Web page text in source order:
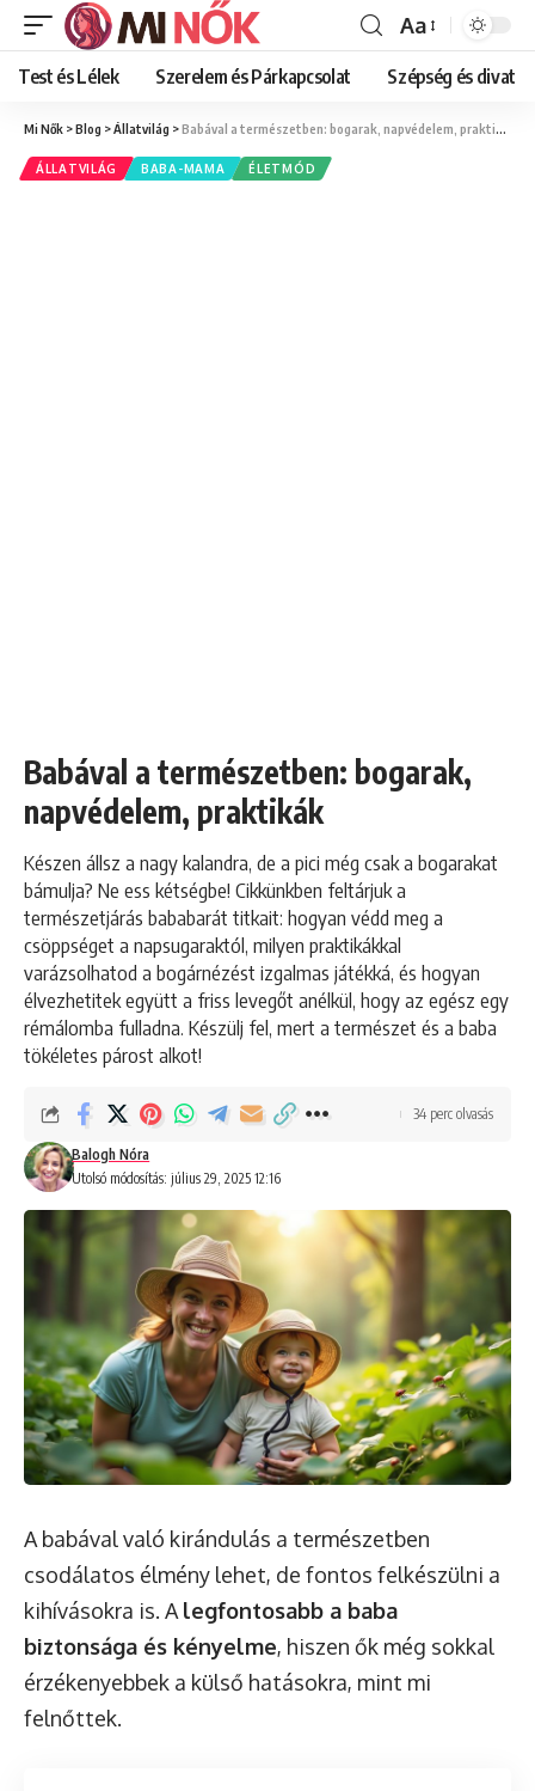
Font
Resizer
Aa
Test és Lélek Szerelem és Párkapcsolat Szépség és divat
Mi Nők >Blog >Állatvilág >Babával a természetben: bogarak, napvédelem, praktikák
ÁLLATVILÁG BABA-MAMA ÉLETMÓD
Babával a természetben: bogarak,
napvédelem, praktikák
Készen állsz a nagy kalandra, de a pici még csak a bogarakat
bámulja? Ne ess kétségbe! Cikkünkben feltárjuk a
természetjárás bababarát titkait: hogyan védd meg a
csöppséget a napsugaraktól, milyen praktikákkal
varázsolhatod a bogárnézést izgalmas játékká, és hogyan
élvezhetitek együtt a friss levegőt anélkül, hogy az egész egy
rémálomba fulladna. Készülj fel, mert a természet és a baba
tökéletes párost alkot!
Utolsó módosítás: július 29, 2025 12:16
Balogh Nóra
34 perc olvasás
A babával való kirándulás a természetben
csodálatos élmény lehet, de fontos felkészülni a
kihívásokra is. A legfontosabb a baba
biztonsága és kényelme, hiszen ők még sokkal
érzékenyebbek a külső hatásokra, mint mi
felnőttek.